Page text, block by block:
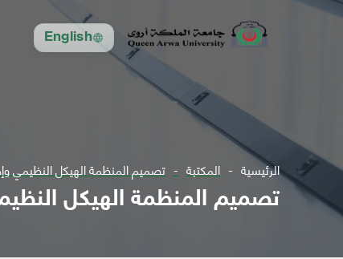
English
الرئيسية المكتبة تصميم المنظمة الهيكل النظيمي
تصميم المنظمة الهيكل